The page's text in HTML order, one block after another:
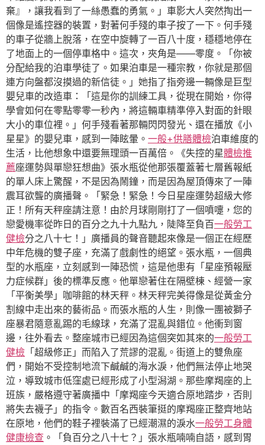
棄』，讓我看到了一絲愚蠢的勇氣。」車影大人突然掏出一
個像是遙控器的裝置，對著何手殘的車子按了一下。何手殘
的車子從牆上脫落，在空中旋轉了一百八十度，穩穩地停在
了地面上的一個停車格中。這次，夾角是——零度。「你被
分配給我的泊車學徒了。如果泊車是一種宗教，你就是那個
連方向盤都沒摸過的新信徒。」她指了指旁邊一輛像是巨型
嬰兒車的改造車：「這是你的訓練工具，從現在開始，你得
學會如何在零點零零一秒內，將這輛車精準停入對面的針眼
大小的車位裡。」何手殘看著那輛閃閃發光、還在播放《小
星星》的嬰兒車，感到一陣眩暈。 一般+供膳體檢泊車維度的
生活，比他想象中還要無理頭一百萬倍。《失控的星體檢推
薦座運勢與單戀狂想曲》張水瓶從他那張覆蓋著七層舊報紙
的單人床上驚醒，不是因為鬧鐘，而是因為屋頂傳來了一陣
震耳欲聾的廣播聲。「緊急！緊急！今日星座運勢超級大修
正！所有天秤座請注意！由於月球剛剛打了一個噴嚏，您的
戀愛機率從昨日的百分之九十九點九，陡降至負百一般勞工
健檢分之八十七！」廣播員的聲音聽起來像是一個正在經歷
中年危機的雙子座，充滿了戲劇性的絕望。張水瓶，一個典
型的水瓶座，立刻感到一陣恐慌，這是他患有「星座預報壓
力症候群」後的標準反應。他單戀著住在隔壁棟、經營一家
「平衡美學」咖啡館的林天秤。林天秤完美得像是從黃金分
割線中走出來的藝術品。而張水瓶的人生，則像一團被獅子
座暴君隨意亂踢的毛線球，充滿了混亂與錯位。他衝到窗
邊，往外看去。整座城市已經因為這個突如其來的一般勞工
健檢 「超級修正」而陷入了荒謬的混亂。街道上的雙魚座
們，開始不受控制地流下鹹鹹的海水淚，他們無法停止地哭
泣，導致城市低窪處已經形成了小型潟湖。那些摩羯座的上
班族，嚴格遵守著廣播中「摩羯座今天適合原地踏步，否則
將失去襪子」的指令。數百名西裝筆挺的摩羯座正整齊地站
在原地，他們的鞋子裡裝滿了已經潮濕的淚水一般勞工身體
健康檢查 。「負百分之八十七？」張水瓶喃喃自語，感到胃